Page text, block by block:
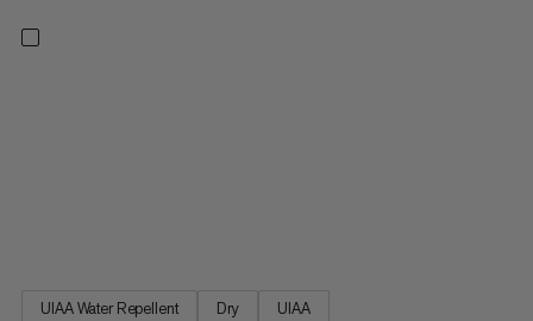
UIAA Water Repellent Dry
UIAA